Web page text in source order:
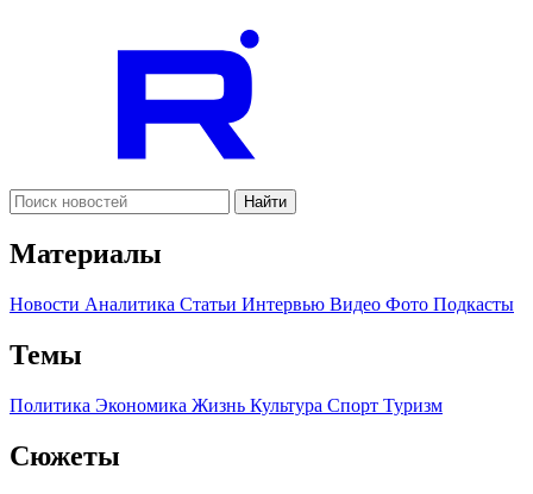
Найти
Материалы
Новости Аналитика Статьи Интервью Видео Фото Подкасты
Темы
Политика Экономика Жизнь Культура Спорт Туризм
Сюжеты